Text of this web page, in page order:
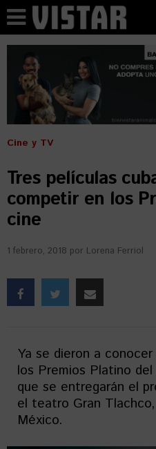
Cine y TV
Tres películas
competir en los
cine
1 febrero, 2018 por Lorena Ferriol
Ya se dieron a
los Premios Platino
que se entregarán el
el teatro Gran
México.